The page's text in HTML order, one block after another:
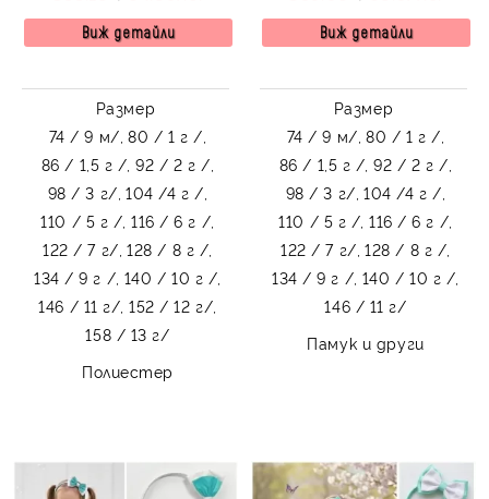
дантела и тюл Крис
Виж детайли
Размер
74 / 9 м/, 80 / 1 г /,
86 / 1,5 г /, 92 / 2 г /,
98 / 3 г/, 104 /4 г /,
110 / 5 г /, 116 / 6 г /,
122 / 7 г/, 128 / 8 г /,
134 / 9 г /, 140 / 10 г /,
146 / 11 г/, 152 / 12 г/,
158 / 13 г/
Полиестер
Вилина, диадема и
чорапки
Виж детайли
Размер
74 / 9 м/, 80 / 1 г /,
86 / 1,5 г /, 92 / 2 г /,
98 / 3 г/, 104 /4 г /,
110 / 5 г /, 116 / 6 г /,
122 / 7 г/, 128 / 8 г /,
134 / 9 г /, 140 / 10 г /,
146 / 11 г/
Памук и други